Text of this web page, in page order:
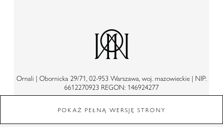
Ornali | Obornicka 29/71, 02-953 Warszawa, woj. mazowieckie | NIP:
6612270923 REGON: 146924277
POKAŻ PEŁNĄ WERSJĘ STRONY